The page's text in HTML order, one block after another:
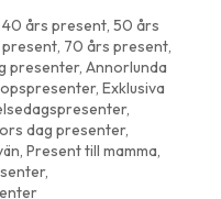
40 års present, 50 års
, 70 års present,
presenter, Annorlunda
, Exklusiva
,
dag presenter,
, Present till mamma,
,